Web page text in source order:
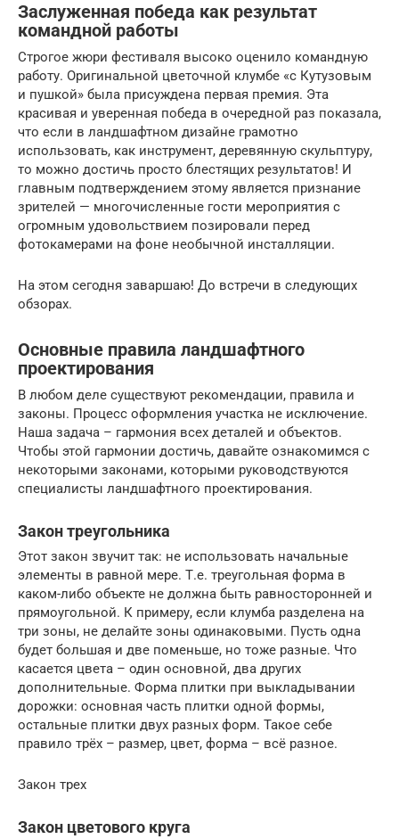
Заслуженная победа как результат
командной работы
Строгое жюри фестиваля высоко оценило командную
работу. Оригинальной цветочной клумбе «с Кутузовым
и пушкой» была присуждена первая премия. Эта
красивая и уверенная победа в очередной раз показала,
что если в ландшафтном дизайне грамотно
использовать, как инструмент, деревянную скульптуру,
то можно достичь просто блестящих результатов! И
главным подтверждением этому является признание
зрителей — многочисленные гости мероприятия с
огромным удовольствием позировали перед
фотокамерами на фоне необычной инсталляции.
На этом сегодня заваршаю! До встречи в следующих
обзорах.
Основные правила ландшафтного
проектирования
В любом деле существуют рекомендации, правила и
законы. Процесс оформления участка не исключение.
Наша задача – гармония всех деталей и объектов.
Чтобы этой гармонии достичь, давайте ознакомимся с
некоторыми законами, которыми руководствуются
специалисты ландшафтного проектирования.
Закон треугольника
Этот закон звучит так: не использовать начальные
элементы в равной мере. Т.е. треугольная форма в
каком-либо объекте не должна быть равносторонней и
прямоугольной. К примеру, если клумба разделена на
три зоны, не делайте зоны одинаковыми. Пусть одна
будет большая и две поменьше, но тоже разные. Что
касается цвета – один основной, два других
дополнительные. Форма плитки при выкладывании
дорожки: основная часть плитки одной формы,
остальные плитки двух разных форм. Такое себе
правило трёх – размер, цвет, форма – всё разное.
Закон трех
Закон цветового круга